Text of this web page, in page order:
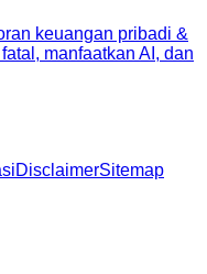
keuangan pribadi &
manfaatkan AI, dan
DisclaimerSitemap